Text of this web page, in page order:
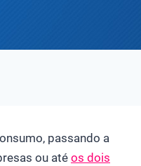
passando a
ou até os dois